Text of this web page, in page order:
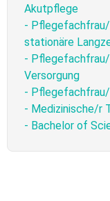
Akutpflege
-
stationäre
-
Versorgung
-
- Medizinische/r
- Bachelor of